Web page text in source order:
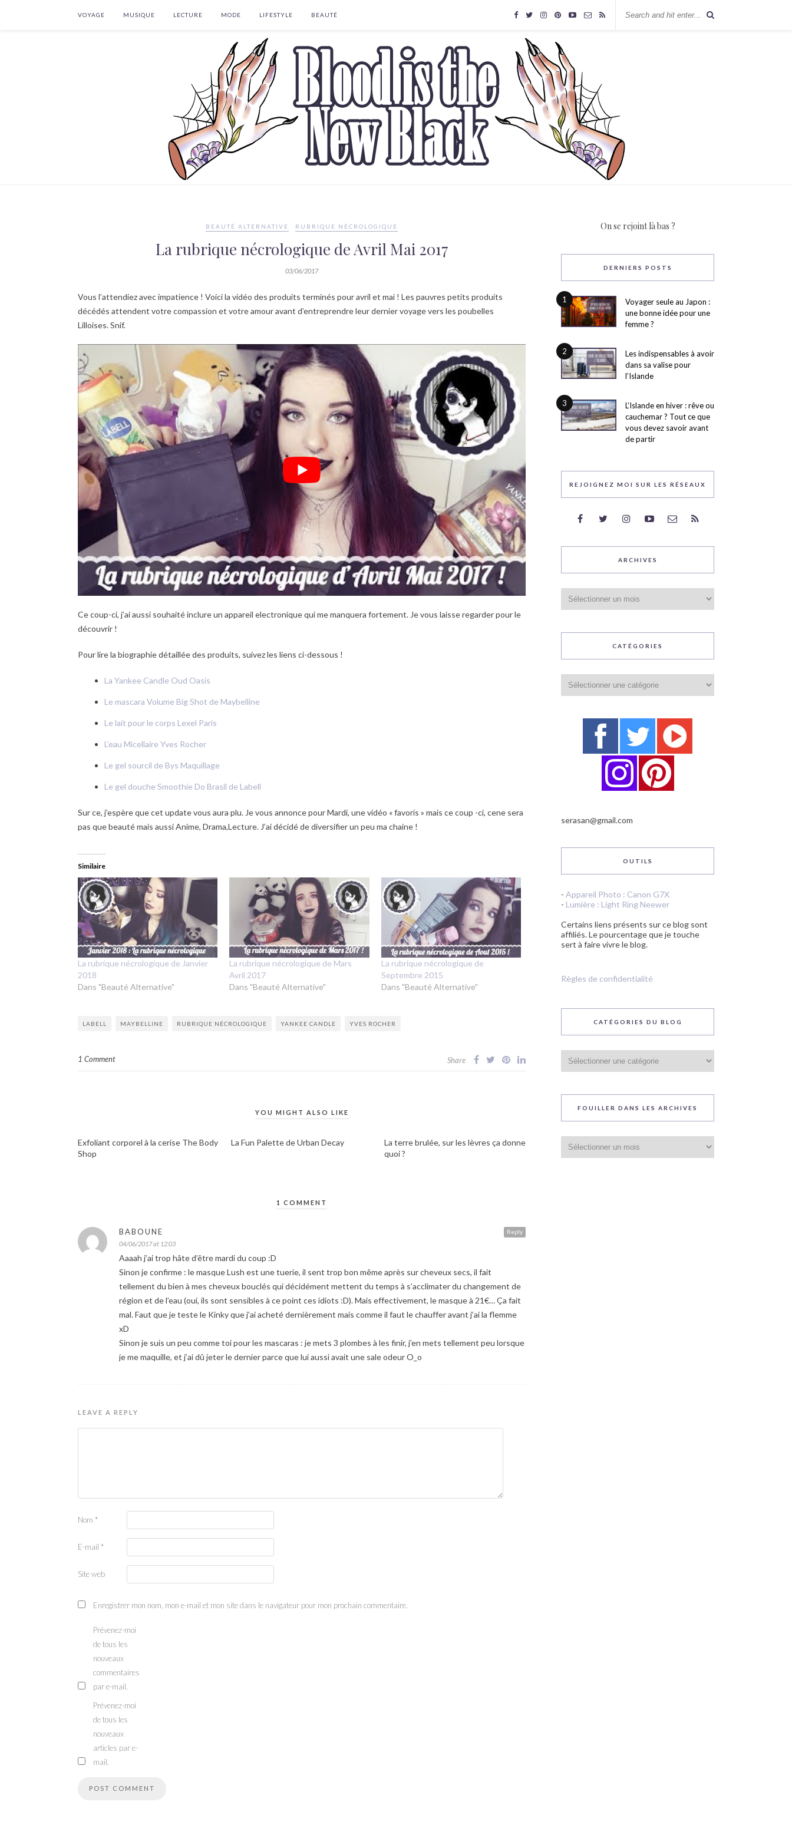
VOYAGE MUSIQUE LECTURE MODE LIFESTYLE BEAUTÉ
BEAUTÉ ALTERNATIVE RUBRIQUE NÉCROLOGIQUE
La rubrique nécrologique de Avril Mai 2017
03/06/2017
Vous l’attendiez avec impatience ! Voici la vidéo des produits terminés pour avril et mai ! Les pauvres petits produits
décédés attendent votre compassion et votre amour avant d’entreprendre leur dernier voyage vers les poubelles
Lilloises. Snif.
Ce coup-ci, j’ai aussi souhaité inclure un appareil electronique qui me manquera fortement. Je vous laisse regarder pour le
découvrir !
Pour lire la biographie détaillée des produits, suivez les liens ci-dessous !
La Yankee Candle Oud Oasis
Le mascara Volume Big Shot de Maybelline
Le lait pour le corps Lexel Paris
L’eau Micellaire Yves Rocher
Le gel sourcil de Bys Maquillage
Le gel douche Smoothie Do Brasil de Labell
Sur ce, j’espère que cet update vous aura plu. Je vous annonce pour Mardi, une vidéo « favoris » mais ce coup -ci, cene sera
pas que beauté mais aussi Anime, Drama,Lecture. J’ai décidé de diversifier un peu ma chaine !
Similaire
La rubrique nécrologique de Janvier
2018
Dans "Beauté Alternative"
La rubrique nécrologique de Mars
Avril 2017
Dans "Beauté Alternative"
La rubrique nécrologique de
Septembre 2015
Dans "Beauté Alternative"
LABELL MAYBELLINE RUBRIQUE NÉCROLOGIQUE YANKEE CANDLE YVES ROCHER
1 Comment Share
YOU MIGHT ALSO LIKE
Exfoliant corporel à la cerise The Body
Shop
La Fun Palette de Urban Decay
La terre brulée, sur les lèvres ça donne
quoi ?
1 COMMENT
Reply
BABOUNE
04/06/2017 at 12:03
Aaaah j’ai trop hâte d’être mardi du coup :D
Sinon je confirme : le masque Lush est une tuerie, il sent trop bon même après sur cheveux secs, il fait
tellement du bien à mes cheveux bouclés qui décidément mettent du temps à s’acclimater du changement de
région et de l’eau (oui, ils sont sensibles à ce point ces idiots :D). Mais effectivement, le masque à 21€… Ça fait
mal. Faut que je teste le Kinky que j’ai acheté dernièrement mais comme il faut le chauffer avant j’ai la flemme
xD
Sinon je suis un peu comme toi pour les mascaras : je mets 3 plombes à les finir, j’en mets tellement peu lorsque
je me maquille, et j’ai dû jeter le dernier parce que lui aussi avait une sale odeur O_o
LEAVE A REPLY
Nom *
E-mail *
Site web
Enregistrer mon nom, mon e-mail et mon site dans le navigateur pour mon prochain commentaire.
Prévenez-moi
de tous les
nouveaux
commentaires
par e-mail.
Prévenez-moi
de tous les
nouveaux
articles par e-
mail.
On se rejoint là bas ?
DERNIERS POSTS
1
Voyager seule au Japon :
une bonne idée pour une
femme ?
2
Les indispensables à avoir
dans sa valise pour
l’Islande
3
L’Islande en hiver : rêve ou
cauchemar ? Tout ce que
vous devez savoir avant
de partir
REJOIGNEZ MOI SUR LES RÉSEAUX
ARCHIVES
CATÉGORIES
serasan@gmail.com
OUTILS
- Appareil Photo : Canon G7X
- Lumière : Light Ring Neewer
Certains liens présents sur ce blog sont
affiliés. Le pourcentage que je touche
sert à faire vivre le blog.
Règles de confidentialité
CATÉGORIES DU BLOG
du
blog
FOUILLER DANS LES ARCHIVES
dans
les